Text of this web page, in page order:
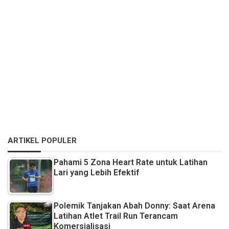
ARTIKEL POPULER
Pahami 5 Zona Heart Rate untuk Latihan
Lari yang Lebih Efektif
Polemik Tanjakan Abah Donny: Saat Arena
Latihan Atlet Trail Run Terancam
Komersialisasi